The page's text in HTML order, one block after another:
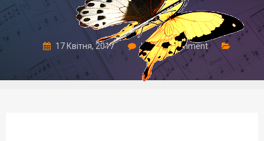
Робин Шарма
17 Квітня, 2017 Leave a comment